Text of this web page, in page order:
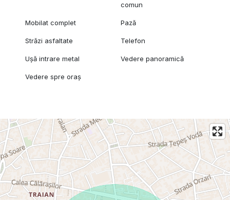
comun
Mobilat complet Pază
Străzi asfaltate Telefon
Ușă intrare metal Vedere panoramică
Vedere spre oraș